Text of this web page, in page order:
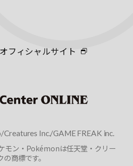
フィシャルサイト
Inc./GAME FREAK inc.
モン・Pokémonは任天堂・クリー
商標です。